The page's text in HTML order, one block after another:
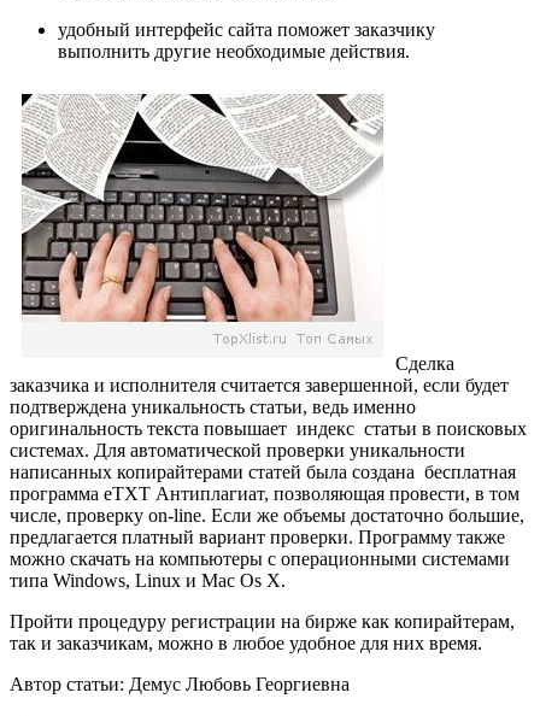
удобный интерфейс сайта поможет заказчику
выполнить другие необходимые действия.
Сделка
заказчика и исполнителя считается завершенной, если будет
подтверждена уникальность статьи, ведь именно
оригинальность текста повышает индекс статьи в поисковых
системах. Для автоматической проверки уникальности
написанных копирайтерами статей была создана бесплатная
программа eTXT Антиплагиат, позволяющая провести, в том
числе, проверку on-line. Если же объемы достаточно большие,
предлагается платный вариант проверки. Программу также
можно скачать на компьютеры с операционными системами
типа Windows, Linux и Mac Os X.
Пройти процедуру регистрации на бирже как копирайтерам,
так и заказчикам, можно в любое удобное для них время.
Автор статьи: Демус Любовь Георгиевна